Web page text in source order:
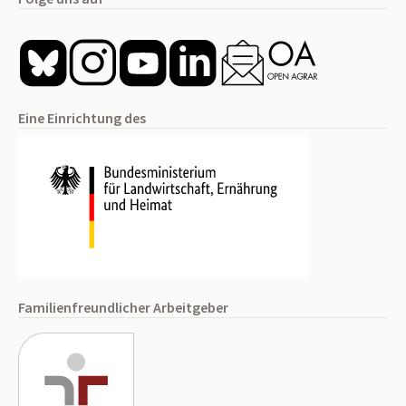
Eine Einrichtung des
Familienfreundlicher Arbeitgeber